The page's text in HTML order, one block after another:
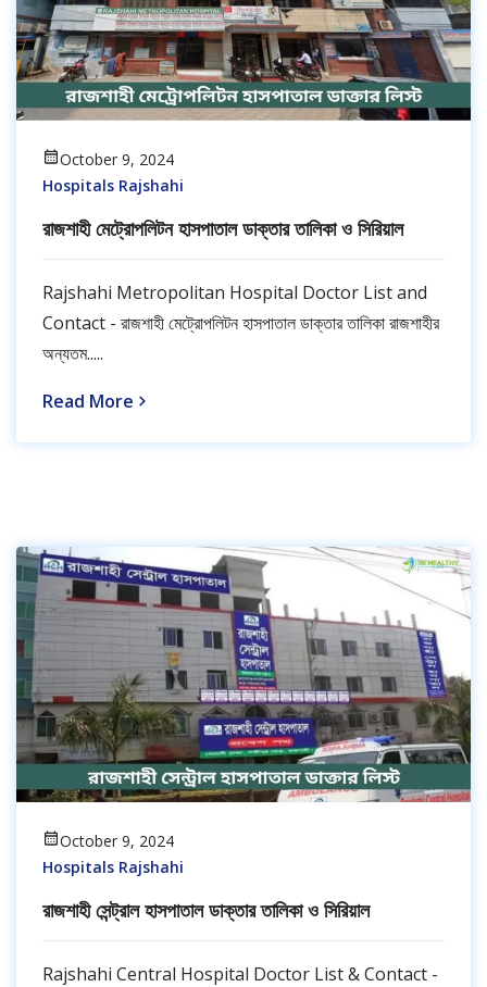
October 9, 2024
Hospitals Rajshahi
রাজশাহী মেট্রোপলিটন হাসপাতাল ডাক্তার তালিকা ও সিরিয়াল
Rajshahi Metropolitan Hospital Doctor List and
Contact - রাজশাহী মেট্রোপলিটন হাসপাতাল ডাক্তার তালিকা রাজশাহীর
অন্যতম.....
Read More
October 9, 2024
Hospitals Rajshahi
রাজশাহী সেন্ট্রাল হাসপাতাল ডাক্তার তালিকা ও সিরিয়াল
Rajshahi Central Hospital Doctor List & Contact -